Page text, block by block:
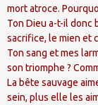
mort atroce.
Ton Dieu a-t-il donc
sacrifice, le mien et
Ton sang et mes
son triomphe ?
La bête sauvage
sein, plus elle les